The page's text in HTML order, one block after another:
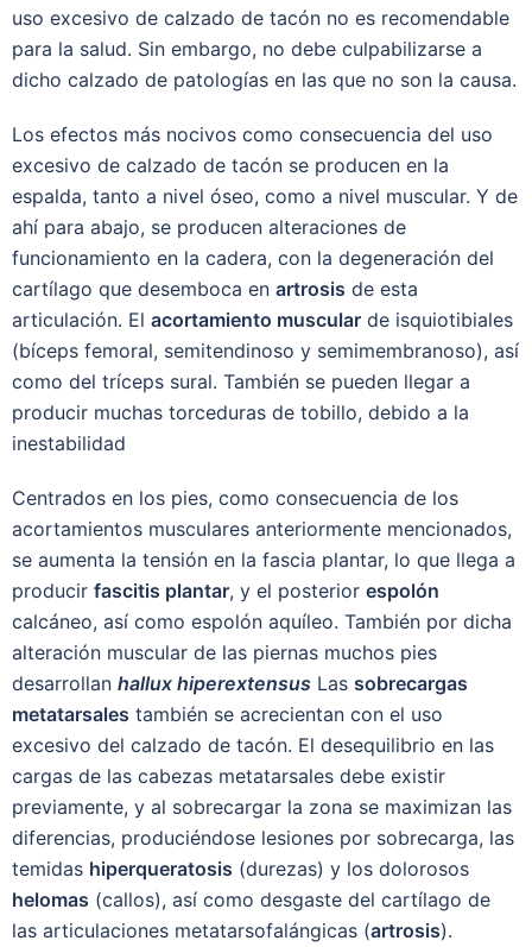
uso excesivo de calzado de tacón no es recomendable
para la salud. Sin embargo, no debe culpabilizarse a
dicho calzado de patologías en las que no son la causa.
Los efectos más nocivos como consecuencia del uso
excesivo de calzado de tacón se producen en la
espalda, tanto a nivel óseo, como a nivel muscular. Y de
ahí para abajo, se producen alteraciones de
funcionamiento en la cadera, con la degeneración del
cartílago que desemboca en artrosis de esta
articulación. El acortamiento muscular de isquiotibiales
(bíceps femoral, semitendinoso y semimembranoso), así
como del tríceps sural. También se pueden llegar a
producir muchas torceduras de tobillo, debido a la
inestabilidad
Centrados en los pies, como consecuencia de los
acortamientos musculares anteriormente mencionados,
se aumenta la tensión en la fascia plantar, lo que llega a
producir fascitis plantar, y el posterior espolón
calcáneo, así como espolón aquíleo. También por dicha
alteración muscular de las piernas muchos pies
desarrollan hallux hiperextensus Las sobrecargas
metatarsales también se acrecientan con el uso
excesivo del calzado de tacón. El desequilibrio en las
cargas de las cabezas metatarsales debe existir
previamente, y al sobrecargar la zona se maximizan las
diferencias, produciéndose lesiones por sobrecarga, las
temidas hiperqueratosis (durezas) y los dolorosos
helomas (callos), así como desgaste del cartílago de
las articulaciones metatarsofalángicas (artrosis).